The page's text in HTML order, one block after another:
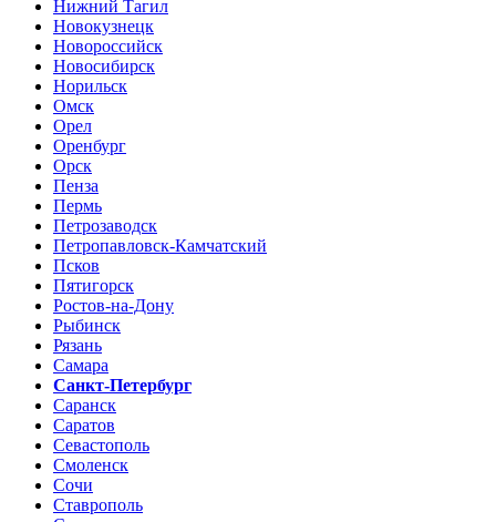
Нижний Тагил
Новокузнецк
Новороссийск
Новосибирск
Норильск
Омск
Орел
Оренбург
Орск
Пенза
Пермь
Петрозаводск
Петропавловск-Камчатский
Псков
Пятигорск
Ростов-на-Дону
Рыбинск
Рязань
Самара
Санкт-Петербург
Саранск
Саратов
Севастополь
Смоленск
Сочи
Ставрополь